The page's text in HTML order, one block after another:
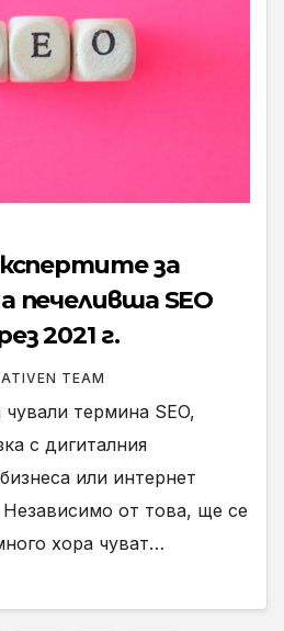
за
печеливша SEO
2021 г.
TEAM
термина SEO,
с дигиталния
или интернет
от това, ще се
хора чуват…